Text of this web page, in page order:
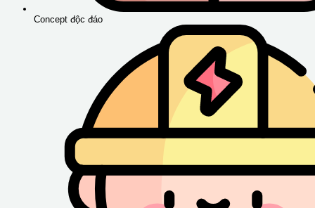
Concept độc đáo